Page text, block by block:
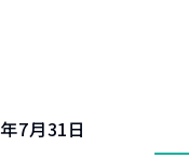
7月31日